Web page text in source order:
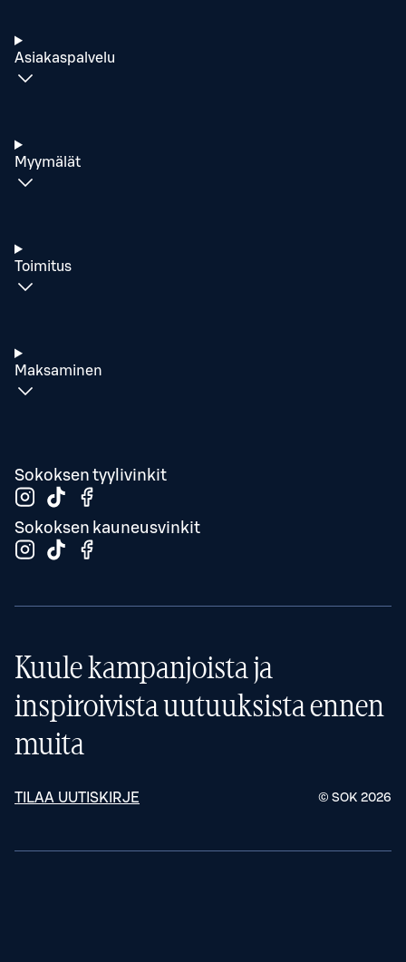
Asiakaspalvelu
Myymälät
Toimitus
Maksaminen
Sokoksen tyylivinkit
Sokoksen kauneusvinkit
Kuule kampanjoista ja
inspiroivista uutuuksista ennen
muita
TILAA UUTISKIRJE © SOK 2026